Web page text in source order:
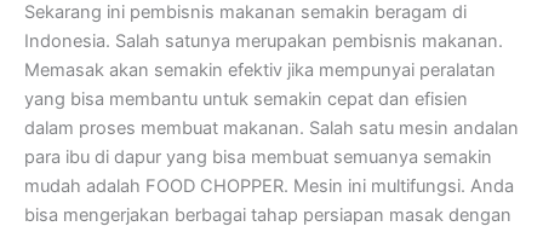
Sekarang ini pembisnis makanan semakin beragam di
Indonesia. Salah satunya merupakan pembisnis makanan.
Memasak akan semakin efektiv jika mempunyai peralatan
yang bisa membantu untuk semakin cepat dan efisien
dalam proses membuat makanan. Salah satu mesin andalan
para ibu di dapur yang bisa membuat semuanya semakin
mudah adalah FOOD CHOPPER. Mesin ini multifungsi. Anda
bisa mengerjakan berbagai tahap persiapan masak dengan